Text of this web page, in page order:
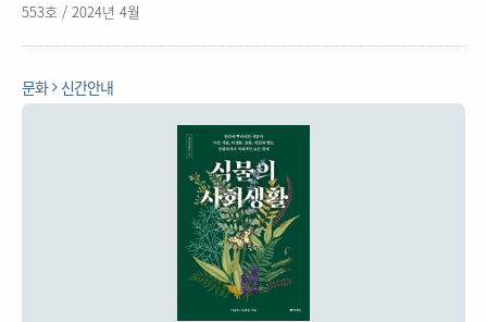
553호 / 2024년 4월
문화 신간안내